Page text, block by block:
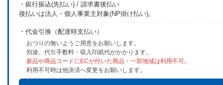
・銀行振込(先払い) / 請求書後払い
後払いは法人・個人事業主対象(NP掛け払い)。
・代金引換（配達時支払い）
おつりの無いようご用意をお願いします。
別途、代引手数料・収入印紙代がかかります。
新品や商品コードにECが付いた商品・一部地域は利用不可。
利用不可時は他決済へ変更をお願いします。